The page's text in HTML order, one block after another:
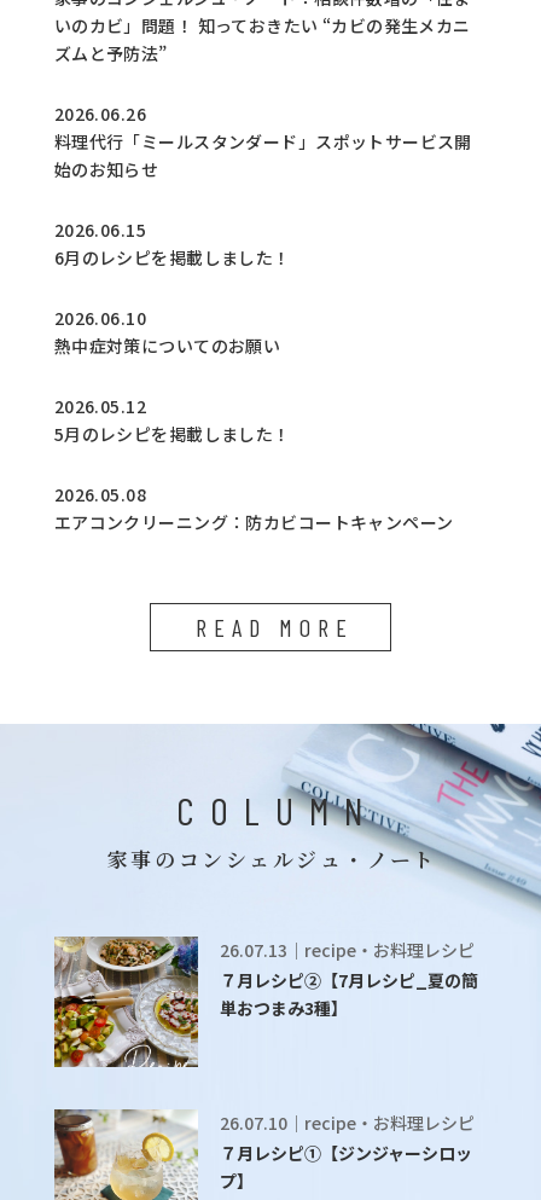
いのカビ」問題！ 知っておきたい “カビの発生メカニ
ズムと予防法”
2026.06.26
料理代行「ミールスタンダード」スポットサービス開
始のお知らせ
2026.06.15
6月のレシピを掲載しました！
2026.06.10
熱中症対策についてのお願い
2026.05.12
5月のレシピを掲載しました！
2026.05.08
エアコンクリーニング：防カビコートキャンペーン
READ MORE
COLUMN
家事のコンシェルジュ・ノート
26.07.13｜recipe・お料理レシピ
７月レシピ②【7月レシピ_夏の簡
単おつまみ3種】
26.07.10｜recipe・お料理レシピ
７月レシピ①【ジンジャーシロッ
プ】